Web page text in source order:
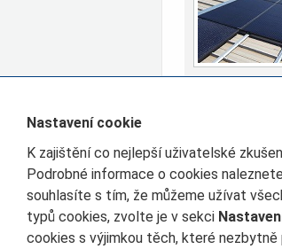
Filtr pro třídění
Datum od
Nastavení cookie
K zajištění co nejlepší uživatelské
Podrobné informace o cookies
souhlasíte s tím, že můžeme užívat
typů cookies, zvolte je v sekci
cookies s výjimkou těch, které